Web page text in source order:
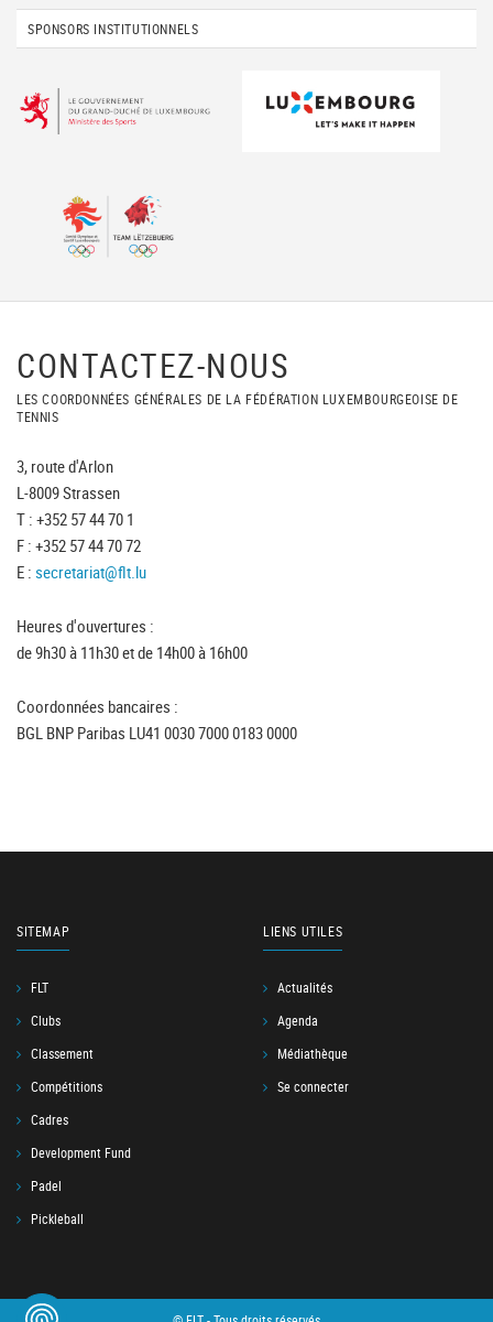
SPONSORS INSTITUTIONNELS
CONTACTEZ-NOUS
LES COORDONNÉES GÉNÉRALES DE LA FÉDÉRATION LUXEMBOURGEOISE DE
TENNIS
3, route d'Arlon
L-8009 Strassen
T : +352 57 44 70 1
F : +352 57 44 70 72
E : secretariat@flt.lu
Heures d'ouvertures :
de 9h30 à 11h30 et de 14h00 à 16h00
Coordonnées bancaires :
BGL BNP Paribas LU41 0030 7000 0183 0000
SITEMAP
FLT
Clubs
Classement
Compétitions
Cadres
Development Fund
Padel
Pickleball
LIENS UTILES
Actualités
Agenda
Médiathèque
Se connecter